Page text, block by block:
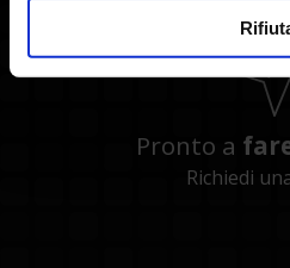
Pronto a
Richiedi